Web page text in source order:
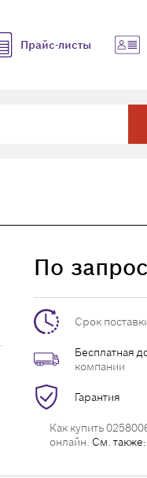
Прайс-листы
По
Срок
Бесплатная
компании
Гарантия
Как купить
онлайн. См.